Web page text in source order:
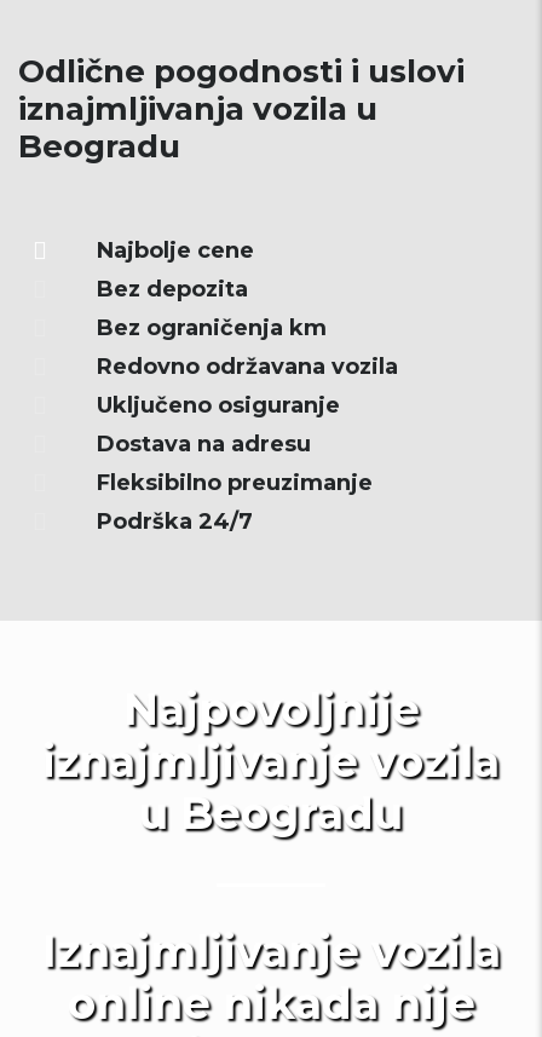
Odlične pogodnosti i uslovi
iznajmljivanja vozila u
Beogradu
Najbolje cene
Bez depozita
Bez ograničenja km
Redovno održavana vozila
Uključeno osiguranje
Dostava na adresu
Fleksibilno preuzimanje
Podrška 24/7
Najpovoljnije
iznajmljivanje vozila
u Beogradu
Iznajmljivanje vozila
online nikada nije